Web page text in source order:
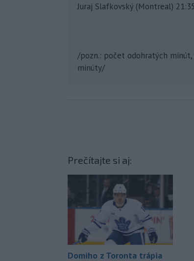
Juraj Slafkovský (Montreal)
/pozn.: počet odohratých
minúty/
Prečítajte si aj:
Domiho z Toronta trápia